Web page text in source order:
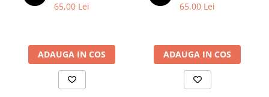
65,00 Lei
ADAUGA IN COS
65,00 Lei
ADAUGA IN COS